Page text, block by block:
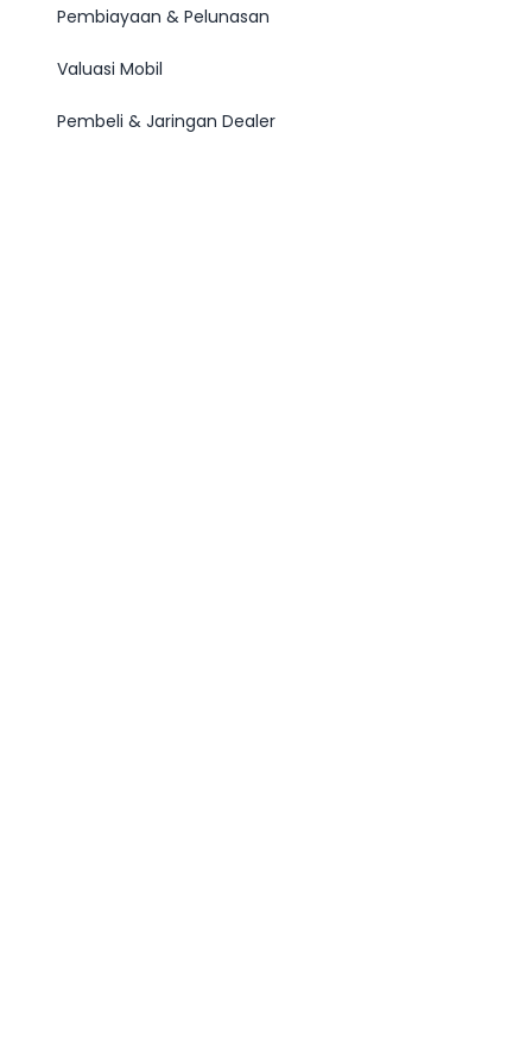
Dapatkan
Pembiayaan & Pelunasan
Valuasi Mobil
Pembeli & Jaringan Dealer